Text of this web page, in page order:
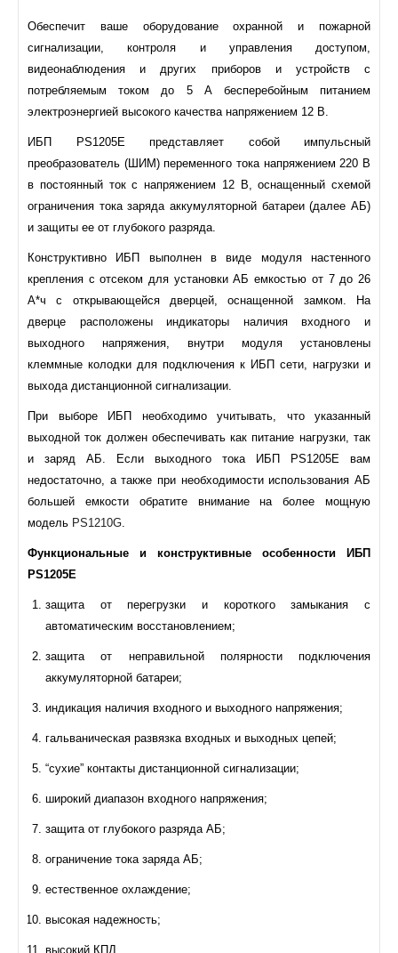
Обеспечит ваше оборудование охранной и пожарной
сигнализации, контроля и управления доступом,
видеонаблюдения и других приборов и устройств с
потребляемым током до 5 А бесперебойным питанием
электроэнергией высокого качества напряжением 12 В.
ИБП PS1205E представляет собой импульсный
преобразователь (ШИМ) переменного тока напряжением 220 В
в постоянный ток с напряжением 12 В, оснащенный схемой
ограничения тока заряда аккумуляторной батареи (далее АБ)
и защиты ее от глубокого разряда.
Конструктивно ИБП выполнен в виде модуля настенного
крепления с отсеком для установки АБ емкостью от 7 до 26
А*ч с открывающейся дверцей, оснащенной замком. На
дверце расположены индикаторы наличия входного и
выходного напряжения, внутри модуля установлены
клеммные колодки для подключения к ИБП сети, нагрузки и
выхода дистанционной сигнализации.
При выборе ИБП необходимо учитывать, что указанный
выходной ток должен обеспечивать как питание нагрузки, так
и заряд АБ. Если выходного тока ИБП PS1205E вам
недостаточно, а также при необходимости использования АБ
большей емкости обратите внимание на более мощную
модель PS1210G.
Функциональные и конструктивные особенности ИБП
PS1205E
защита от перегрузки и короткого замыкания с
автоматическим восстановлением;
защита от неправильной полярности подключения
аккумуляторной батареи;
индикация наличия входного и выходного напряжения;
гальваническая развязка входных и выходных цепей;
“сухие” контакты дистанционной сигнализации;
широкий диапазон входного напряжения;
защита от глубокого разряда АБ;
ограничение тока заряда АБ;
естественное охлаждение;
высокая надежность;
высокий КПД.